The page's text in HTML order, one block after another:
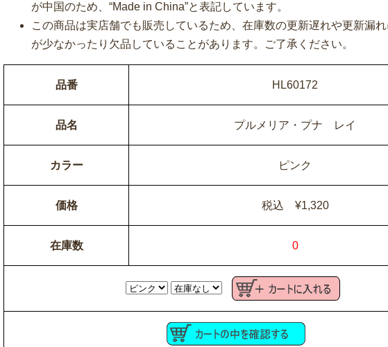
が中国のため、“Made in China”と表記しています。
この商品は実店舗でも販売しているため、在庫数の更新遅れや更新漏
が少なかったり欠品していることがあります。ご了承ください。
品番 HL60172
品名 プルメリア・プナ レイ
カラー ピンク
価格 税込 ¥1,320
在庫数 0